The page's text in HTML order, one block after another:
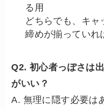
る用
どちらでも、キャ
締めが揃っていれ
Q2. 初心者っぽさは
がいい？
A. 無理に隠す必要は